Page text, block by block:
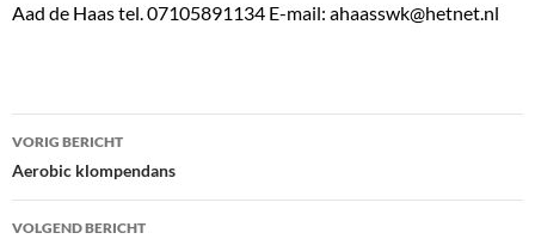
Aad de Haas tel. 07105891134 E-mail: ahaasswk@hetnet.nl
Bericht
navigatie
VORIG BERICHT
Aerobic klompendans
VOLGEND BERICHT